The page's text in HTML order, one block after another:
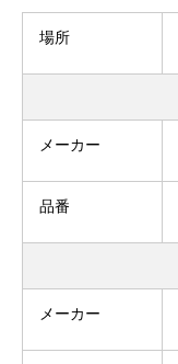
場所
メーカー
品番
メーカー